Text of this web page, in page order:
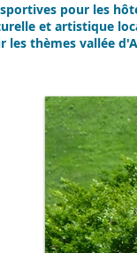
pour les
et artistique
thèmes vallée